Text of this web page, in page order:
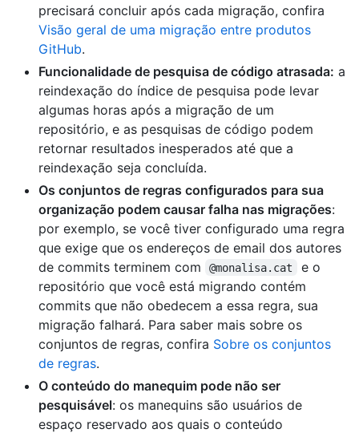
precisará concluir após cada migração, confira
Visão geral de uma migração entre produtos
GitHub.
Funcionalidade de pesquisa de código atrasada: a
reindexação do índice de pesquisa pode levar
algumas horas após a migração de um
repositório, e as pesquisas de código podem
retornar resultados inesperados até que a
reindexação seja concluída.
Os conjuntos de regras configurados para sua
organização podem causar falha nas migrações:
por exemplo, se você tiver configurado uma regra
que exige que os endereços de email dos autores
de commits terminem com
@monalisa.cat
e o
repositório que você está migrando contém
commits que não obedecem a essa regra, sua
migração falhará. Para saber mais sobre os
conjuntos de regras, confira Sobre os conjuntos
de regras.
O conteúdo do manequim pode não ser
pesquisável: os manequins são usuários de
espaço reservado aos quais o conteúdo